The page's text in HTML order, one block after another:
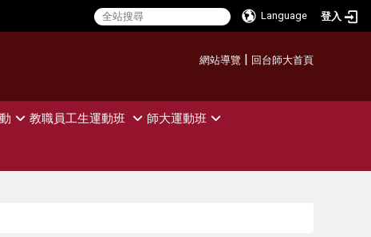
Language 登入
網站導覽 | 回台師大首頁
教職員工生運動班 師大運動班